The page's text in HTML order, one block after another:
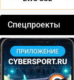
Спецпроекты